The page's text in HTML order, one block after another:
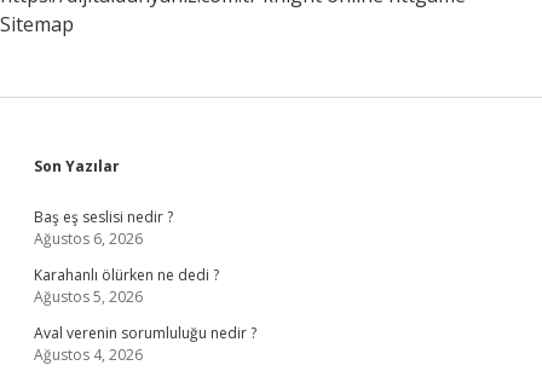
Sitemap
Sidebar
Son Yazılar
Baş eş seslisi nedir ?
Ağustos 6, 2026
Karahanlı ölürken ne dedi ?
Ağustos 5, 2026
Aval verenin sorumluluğu nedir ?
Ağustos 4, 2026